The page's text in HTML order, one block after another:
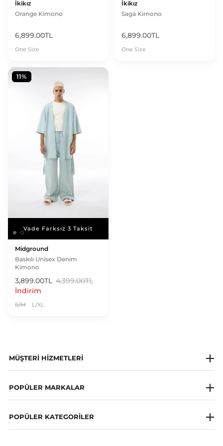
İkikız
Orange Kimono
6,899.00TL
One Size
İkikız
Saga Kimono
6,899.00TL
One Size
Vade Farksız 3 Taksit
Vade Farksız 3 Taksit
11%
Midground
Baskılı Unisex Denim
Kimono
3,899.00TL 4,399.00TL
İndirim
S/M L/XL
MÜŞTERI HIZMETLERI
Whatsapp Destek Hattı
Sıkça Sorulan Sorular
POPÜLER MARKALAR
Les Benjamins
POPÜLER KATEGORILER